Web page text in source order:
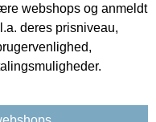
webshops og anmeldt
deres prisniveau,